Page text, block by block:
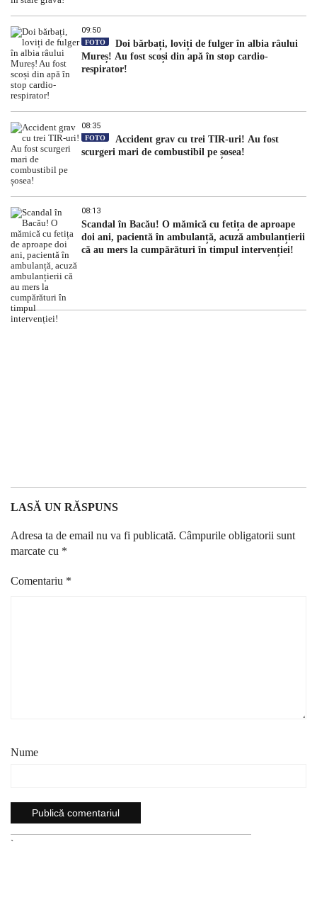
09:50
FOTO
Doi bărbați, loviți de fulger în albia râului
Mureș! Au fost scoși din apă în stop cardio-
respirator!
08:35
FOTO
Accident grav cu trei TIR-uri! Au fost
scurgeri mari de combustibil pe șosea!
08:13
Scandal în Bacău! O mămică cu fetița de aproape
doi ani, pacientă în ambulanță, acuză ambulanțierii
că au mers la cumpărături în timpul intervenției!
LASĂ UN RĂSPUNS
Adresa ta de email nu va fi publicată. Câmpurile obligatorii sunt
marcate cu *
Comentariu *
Nume
`